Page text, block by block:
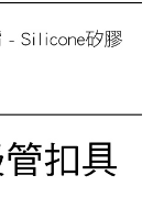
意方可使用
公司不負相關責
狀況，依本公司即
公司將視審查結果
惡意使用之情形，
取法律行動。